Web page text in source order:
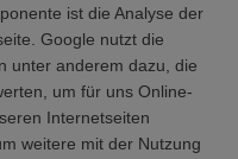
ist die Analyse der
Google nutzt die
unter anderem dazu, die
um für uns Online-
Internetseiten
weitere mit der Nutzung